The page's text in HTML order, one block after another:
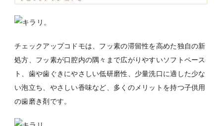
チェックアップコドモは、フッ素の滞留性を高めた独自の新
処方、フッ素が口腔内の隅々まで広がりやすいソフトペース
ト、歯や歯ぐきにやさしい低研磨性、少量洗口に適した少な
い泡立ち、やさしい香味など、多くのメリットを持つ子供用
の歯磨き剤です。